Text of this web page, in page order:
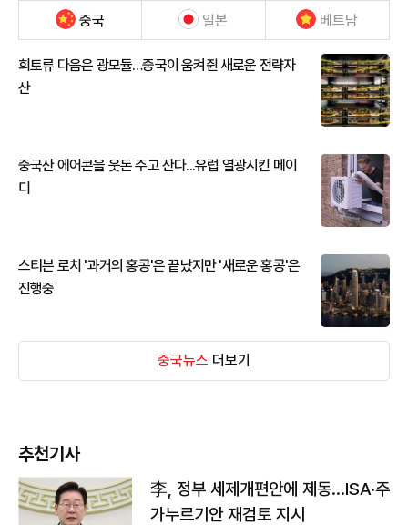
중국 일본 베트남
희토류 다음은 광모듈…중국이 움켜쥔 새로운 전략자
산
중국산 에어콘을 웃돈 주고 산다...유럽 열광시킨 메이
디
스티븐 로치 '과거의 홍콩'은 끝났지만 '새로운 홍콩'은
진행중
중국뉴스 더보기
추천기사
李, 정부 세제개편안에 제동…ISA·주
가누르기안 재검토 지시